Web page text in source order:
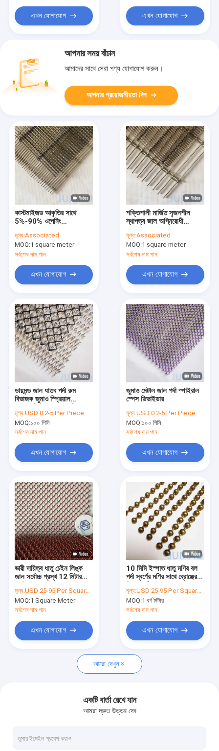
পণ্য
আমাদের সম্পর্কে
কারখানা ভ্রমণ
মান নিয়ন্ত্রণ
আমাদের সাথে যোগাযোগ করুন
সব ক্ষেত্রেই
মেটাল জাল পর্দা
এখন যোগাযোগ এখন যোগাযোগ
আপনার সময় বাঁচান
আমাদের সাথে সেরা পণ্য যোগাযোগ করুন।
আপনার প্রয়োজনীয়তা দিন
কাস্টমাইজড আকৃতির সাথে
5%-90% ওপেনিং
মূল্য:Associated
MOQ:1 square meter
সর্বশেষ দাম পান
এখন যোগাযোগ
শক্তিশালী মার্জিত সৃজনশীল
স্থাপত্য জাল অগ্নিরোধী
মূল্য:Associated
MOQ:1 square meter
সর্বশেষ দাম পান
এখন যোগাযোগ
ডায়মন্ড জাল ধাতব পর্দা রুম
বিভাজক জুমাও স্প্রিয়াল
মূল্য:USD 0.2-5 Per Piece
MOQ:১০০ পিসি
সর্বশেষ দাম পান
এখন যোগাযোগ
জুমাও মেটাল জাল পর্দা স্পাইরাল
স্পেস ডিভাইডার
মূল্য:USD 0.2-5 Per Piece
MOQ:১০০ পিসি
সর্বশেষ দাম পান
এখন যোগাযোগ
ভারী দায়িত্ব ধাতু চেইন লিঙ্ক
জাল সর্বোচ্চ প্রস্থ 12 মিটার
মূল্য:USD 25-95 Per Square Meter
MOQ:1 Square Meter
সর্বশেষ দাম পান
এখন যোগাযোগ
10 মিমি ইস্পাত ধাতু মণির বল
পর্দা স্বর্ণের মণির সাথে ব্রোঞ্জের
মূল্য:USD 25-95 Per Square Meter
MOQ:1 বর্গ মিটার
সর্বশেষ দাম পান
এখন যোগাযোগ
আরো দেখুন
একটি বার্তা রেখে যান
আমরা দ্রুত উত্তর দেব